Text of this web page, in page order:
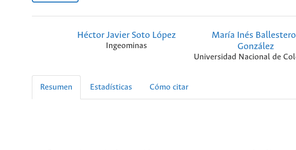
Héctor Javier Soto López
Ingeominas
María Inés
González
Universidad Nacional de
Resumen Estadísticas Cómo citar